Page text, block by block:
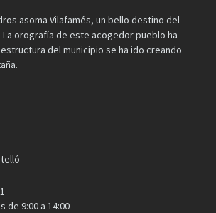
asoma Vilafamés, un bello destino del
orografía de este acogedor pueblo ha
del municipio se ha ido creando
de 9:00 a 14:00